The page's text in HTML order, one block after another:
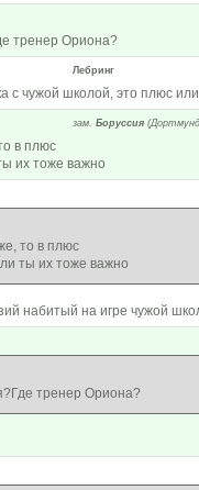
тренер Ориона?
Лебринг
с чужой школой, это плюс
зам. Боруссия
в плюс
их тоже важно
то в плюс
ты их тоже важно
набитый на игре чужой
тренер Ориона?